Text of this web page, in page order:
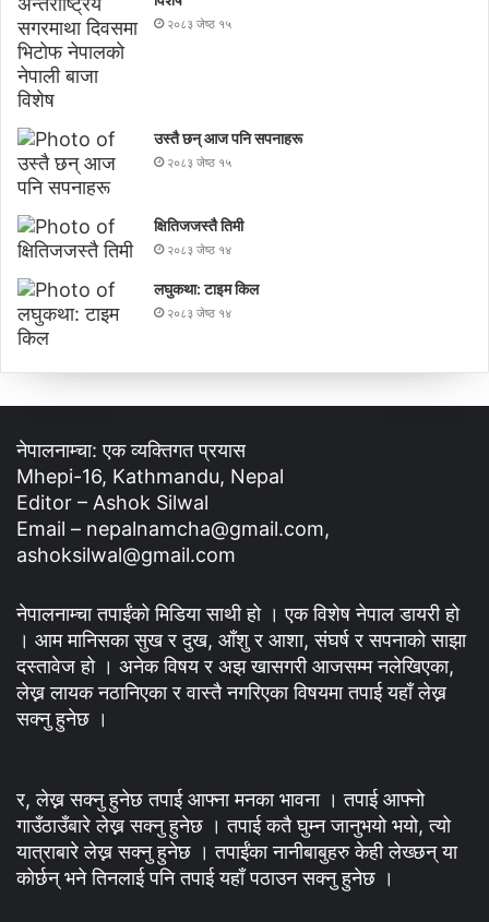
२०८३ जेष्ठ १५
उस्तै छन् आज पनि सपनाहरू
२०८३ जेष्ठ १५
क्षितिजजस्तै तिमी
२०८३ जेष्ठ १४
लघुकथा: टाइम किल
२०८३ जेष्ठ १४
नेपालनाम्चा: एक व्यक्तिगत प्रयास
Mhepi-16, Kathmandu, Nepal
Editor – Ashok Silwal
Email – nepalnamcha@gmail.com,
ashoksilwal@gmail.com
नेपालनाम्चा तपाईंको मिडिया साथी हो । एक विशेष नेपाल डायरी हो
। आम मानिसका सुख र दुख, आँशु र आशा, संघर्ष र सपनाको साझा
दस्तावेज हो । अनेक विषय र अझ खासगरी आजसम्म नलेखिएका,
लेख्न लायक नठानिएका र वास्तै नगरिएका विषयमा तपाई यहाँ लेख्न
सक्नु हुनेछ ।
र, लेख्न सक्नु हुनेछ तपाई आफ्ना मनका भावना । तपाई आफ्नो
गाउँठाउँबारे लेख्न सक्नु हुनेछ । तपाई कतै घुम्न जानुभयो भयो, त्यो
यात्राबारे लेख्न सक्नु हुनेछ । तपाईंका नानीबाबुहरु केही लेख्छन् या
कोर्छन् भने तिनलाई पनि तपाई यहाँ पठाउन सक्नु हुनेछ ।